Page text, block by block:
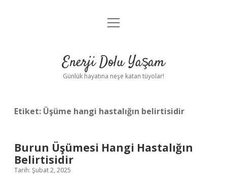
Anasayfa
Yasal Uyarı
menüyü
Enerji Dolu Yaşam
Günlük hayatına neşe katan tüyolar!
Etiket: Üşüme hangi hastalığın belirtisidir
Burun Üşümesi Hangi Hastalığın
Belirtisidir
Tarih: Şubat 2, 2025